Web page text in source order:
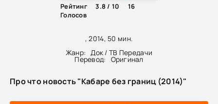
, 2014, 50 мин.
Жанр: Док / ТВ Передачи
Перевод: Оригинал
Рейтинг
3.8 / 10
16
Голосов
Про что новость "Кабаре без границ (2014)"